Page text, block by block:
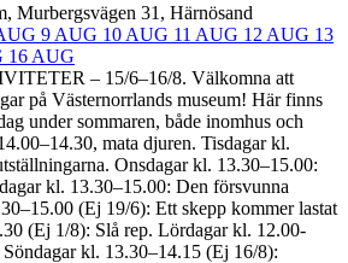
Murbergsvägen 31, Härnösand
9 AUG 10 AUG 11 AUG 12 AUG 13
16 AUG
– 15/6–16/8. Välkomna att
på Västernorrlands museum! Här finns
under sommaren, både inomhus och
mata djuren. Tisdagar kl.
Onsdagar kl. 13.30–15.00:
kl. 13.30–15.00: Den försvunna
(Ej 19/6): Ett skepp kommer lastat​
(Ej 1/8): Slå rep​​. Lördagar kl. 12.00-
kl. 13.30–14.15 (Ej 16/8):